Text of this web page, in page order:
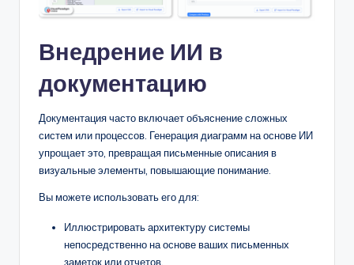
Внедрение ИИ в
документацию
Документация часто включает объяснение сложных
систем или процессов. Генерация диаграмм на основе ИИ
упрощает это, превращая письменные описания в
визуальные элементы, повышающие понимание.
Вы можете использовать его для:
Иллюстрировать архитектуру системы
непосредственно на основе ваших письменных
заметок или отчетов.